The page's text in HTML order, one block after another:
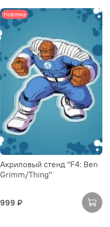
Новинка
Акриловый стенд "F4: Ben
Grimm/Thing"
999 ₽